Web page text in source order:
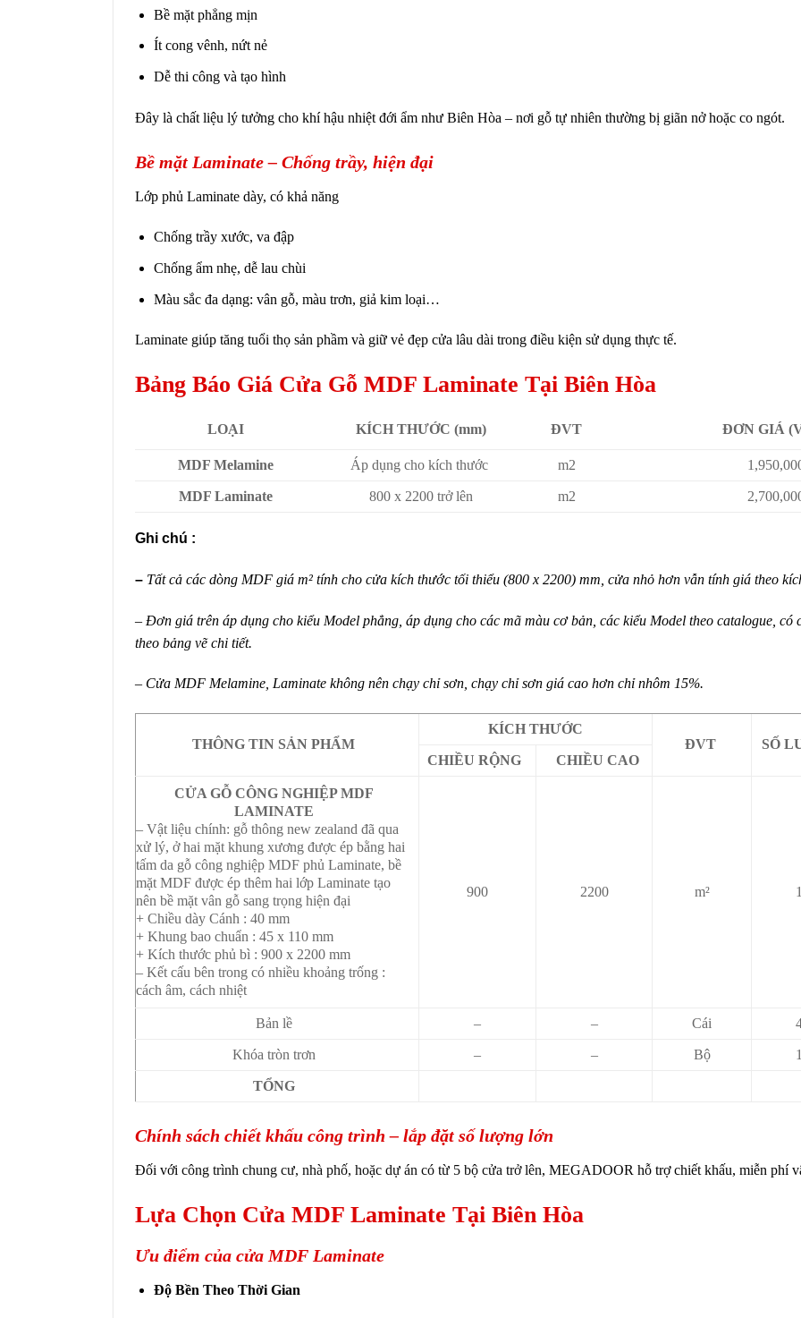
Bề mặt phẳng mịn
Ít cong vênh, nứt nẻ
Dễ thi công và tạo hình
Đây là chất liệu lý tưởng cho khí hậu nhiệt đới ẩm như Biên Hòa – nơi gỗ tự nhiên thường bị giãn nở hoặc co ngót.
Bề mặt Laminate – Chống trầy, hiện đại
Lớp phủ Laminate dày, có khả năng
Chống trầy xước, va đập
Chống ẩm nhẹ, dễ lau chùi
Màu sắc đa dạng: vân gỗ, màu trơn, giả kim loại…
Laminate giúp tăng tuổi thọ sản phầm và giữ vẻ đẹp cửa lâu dài trong điều kiện sử dụng thực tế.
Bảng Báo Giá Cửa Gỗ MDF Laminate Tại Biên Hòa
LOẠI KÍCH THƯỚC (mm) ĐVT ĐƠN GIÁ
MDF Melamine Áp dụng cho kích thước m2
MDF Laminate 800 x 2200 trở lên m2
Ghi chú :
– Tất cả các dòng MDF giá m² tính cho cửa kích thước tối thiểu (800 x 2200) mm, cửa nhỏ hơn vẫn tính giá theo
– Đơn giá trên áp dụng cho kiểu Model phẳng, áp dụng cho các mã màu cơ bản, các kiểu Model theo catalogue,
theo bảng vẽ chi tiết.
– Cửa MDF Melamine, Laminate không nên chạy chỉ sơn, chạy chỉ sơn giá cao hơn chỉ nhôm 15%.
THÔNG TIN SẢN PHẨM
KÍCH THƯỚC
ĐVT
SỐ
CHIỀU RỘNG CHIỀU CAO
CỬA GỖ CÔNG NGHIỆP MDF
LAMINATE
– Vật liệu chính: gỗ thông new zealand đã qua
xử lý, ở hai mặt khung xương được ép bằng hai
tấm da gỗ công nghiệp MDF phủ Laminate, bề
mặt MDF được ép thêm hai lớp Laminate tạo
nên bề mặt vân gỗ sang trọng hiện đại
+ Chiều dày Cánh : 40 mm
+ Khung bao chuẩn : 45 x 110 mm
+ Kích thước phủ bì : 900 x 2200 mm
– Kết cấu bên trong có nhiều khoảng trống :
cách âm, cách nhiệt
900 2200 m² 1
Bản lề – – Cái
Khóa tròn trơn – – Bộ 1
TỔNG
Chính sách chiết khấu công trình – lắp đặt số lượng lớn
Đối với công trình chung cư, nhà phố, hoặc dự án có từ 5 bộ cửa trở lên, MEGADOOR hỗ trợ chiết khấu, miễn phí
Lựa Chọn Cửa MDF Laminate Tại Biên Hòa
Ưu điểm của cửa MDF Laminate
Độ Bền Theo Thời Gian